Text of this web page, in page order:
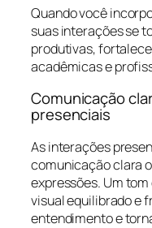
Quando você
suas interações se
produtivas,
acadêmicas e
Comunicação
presenciais
As interações
comunicação clara
expressões. Um
visual equilibrado e
entendimento e